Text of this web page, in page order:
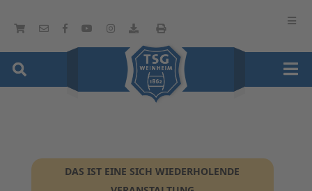
DAS IST EINE SICH WIEDERHOLENDE